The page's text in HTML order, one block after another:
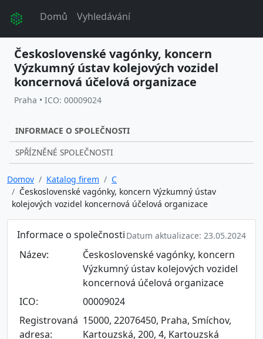
Domů Vyhledávání
Československé vagónky, koncern
Výzkumný ústav kolejových vozidel
koncernová účelová organizace
Praha • ICO: 00009024
INFORMACE O SPOLEČNOSTI
SPŘÍZNĚNÉ SPOLEČNOSTI
Domov Katalog firem
C
Československé vagónky, koncern Výzkumný ústav
kolejových vozidel koncernová účelová organizace
Informace o společnosti Datum aktualizace: 23.05.2024
Název:
Československé vagónky, koncern
Výzkumný ústav kolejových vozidel
koncernová účelová organizace
ICO:
00009024
Registrovaná
adresa:
15000, 22076450, Praha, Smíchov,
Kartouzská, 200, 4, Kartouzská